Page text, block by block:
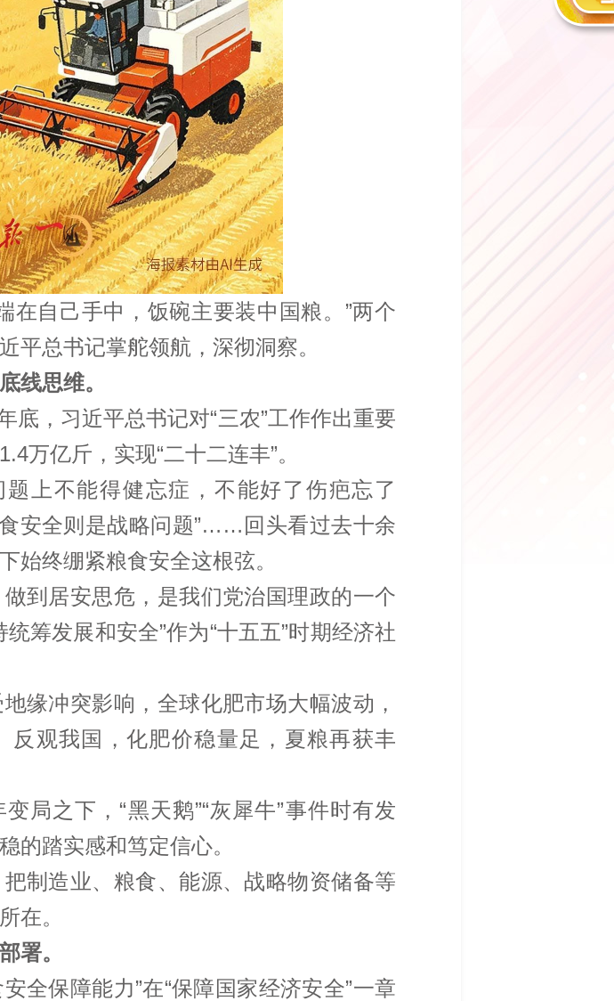
在自己手中，饭碗主要装中国粮。”两个
平总书记掌舵领航，深彻洞察。
线思维。
底， 习近平总书记对“三农”工作作出重要
万亿斤，实现“二十二连丰”‌。
上不能得健忘症，不能好了伤疤忘了
安全则是战略问题”……回头看过去十余
始终绷紧粮食安全这根弦。
到居安思危，是我们党治国理政的一个
筹发展和安全”作为“十五五”时期经济社
缘冲突影响，全球化肥市场大幅波动，
反观我国，化肥价稳量足，夏粮再获丰
局之下，“黑天鹅”“灰犀牛”事件时有发
的踏实感和笃定信心。
制造业、粮食、能源、战略物资储备等
在。
署。
全保障能力”在“保障国家经济安全”一章